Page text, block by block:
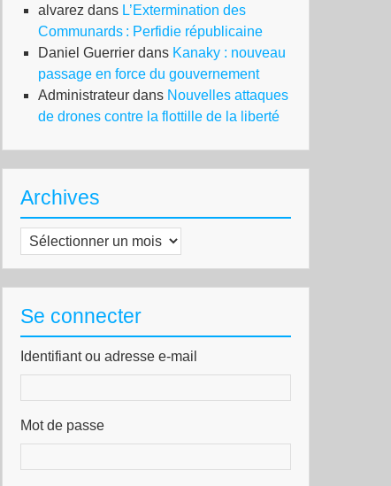
alvarez dans L’Extermination des
Communards : Perfidie républicaine
Daniel Guerrier dans Kanaky : nouveau
passage en force du gouvernement
Administrateur dans Nouvelles attaques
de drones contre la flottille de la liberté
Archives
Archives
Se connecter
Identifiant ou adresse e-mail
Mot de passe